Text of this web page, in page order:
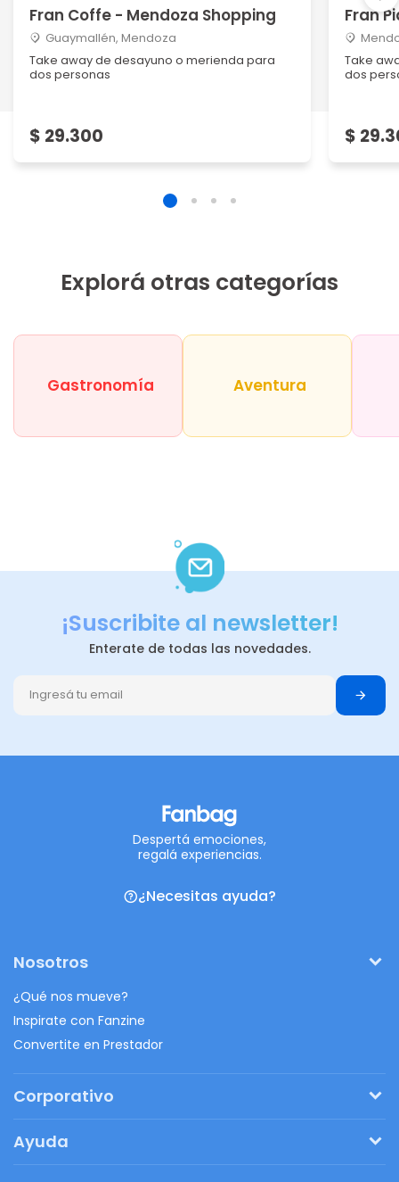
Fran Coffe - Mendoza Shopping
Guaymallén, Mendoza
Take away de desayuno o merienda para
dos personas
$ 29.300
Fran
Take
dos
$
Explorá otras categorías
Gastronomía Aventura
¡Suscribite al newsletter!
Enterate de todas las novedades.
Despertá emociones,
regalá experiencias.
¿Necesitas ayuda?
Nosotros
¿Qué nos mueve?
Inspirate con Fanzine
Convertite en Prestador
Corporativo
Regalos originales
Ayuda